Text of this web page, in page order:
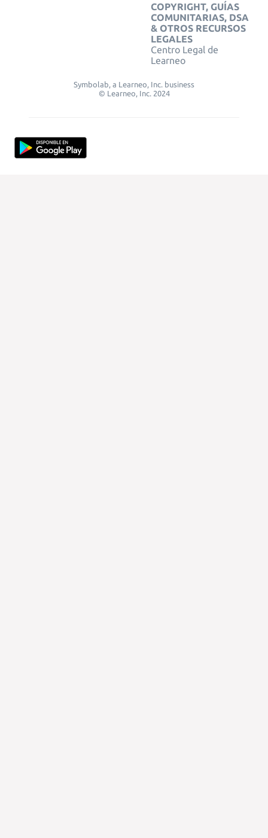
COPYRIGHT, GUÍAS
COMUNITARIAS, DSA
& OTROS RECURSOS
LEGALES
Centro Legal de
Learneo
Symbolab, a Learneo, Inc. business
© Learneo, Inc. 2024